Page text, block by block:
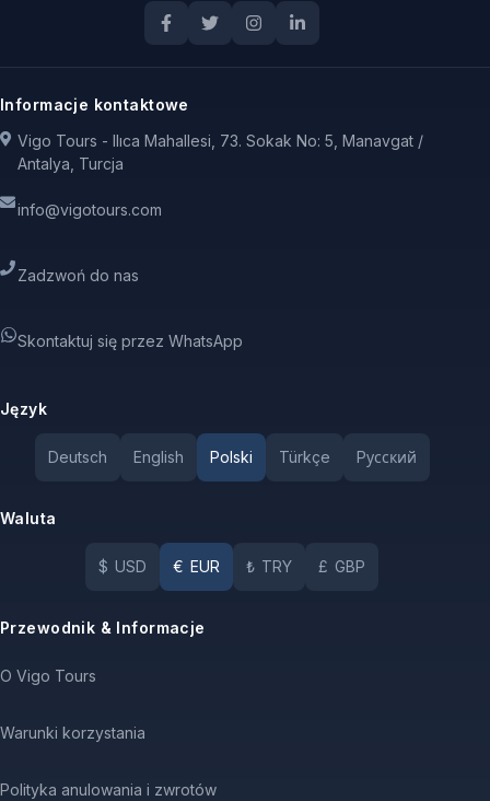
Informacje kontaktowe
Vigo Tours - Ilıca Mahallesi, 73. Sokak No: 5, Manavgat /
Antalya, Turcja
info@vigotours.com
Zadzwoń do nas
Skontaktuj się przez WhatsApp
Język
Deutsch English Polski Türkçe Pусский
Waluta
$ USD € EUR ₺ TRY £ GBP
Przewodnik & Informacje
O Vigo Tours
Warunki korzystania
Polityka anulowania i zwrotów